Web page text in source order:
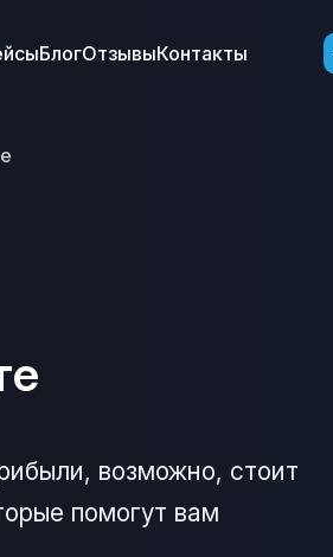
БлогОтзывыКонтакты
возможно, стоит
помогут вам